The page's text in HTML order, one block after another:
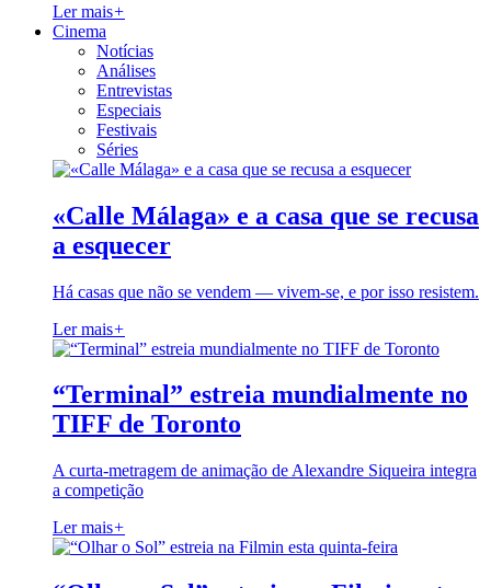
Ler mais+
Cinema
Notícias
Análises
Entrevistas
Especiais
Festivais
Séries
«Calle Málaga» e a casa que se recusa
a esquecer
Há casas que não se vendem — vivem-se, e por isso resistem.
Ler mais+
“Terminal” estreia mundialmente no
TIFF de Toronto
A curta-metragem de animação de Alexandre Siqueira integra
a competição
Ler mais+